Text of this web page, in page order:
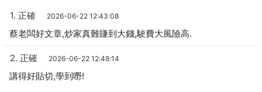
1. 正確 2026-06-22 12:43:08
蔡老闆好文章,炒家真難賺到大錢,駛費大風險高.
2. 正確 2026-06-22 12:48:14
講得好貼切,學到嘢!